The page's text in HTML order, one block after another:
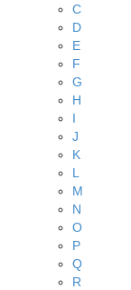
C
D
E
F
G
H
I
J
K
L
M
N
O
P
Q
R